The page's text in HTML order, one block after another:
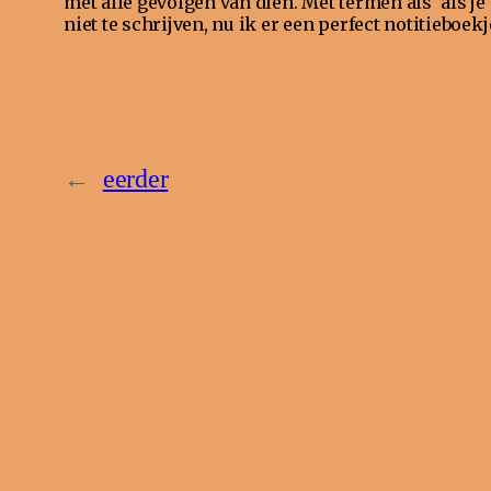
niet te schrijven, nu ik er een perfect
← eerder